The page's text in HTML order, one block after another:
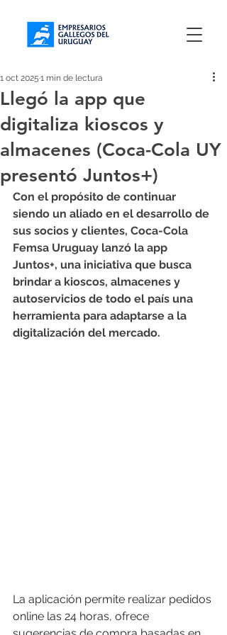
Llegó la app que
digitaliza kioscos y
almacenes (Coca-Cola UY
presentó Juntos+)
1 oct 2025 1 min de lectura
Con el propósito de continuar
siendo un aliado en el desarrollo de
sus socios y clientes, Coca-Cola
Femsa Uruguay lanzó la app
Juntos+, una iniciativa que busca
brindar a kioscos, almacenes y
autoservicios de todo el país una
herramienta para adaptarse a la
digitalización del mercado.
La aplicación permite realizar pedidos
online las 24 horas, ofrece